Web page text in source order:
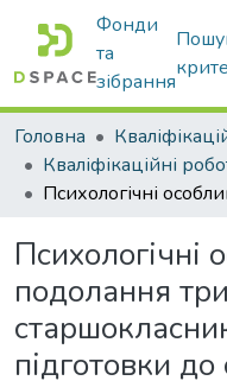
Фонди
та
зібрання
Головна
Психологічні
подолання
підготовки